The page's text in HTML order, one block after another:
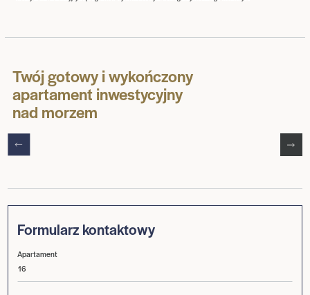
Twój gotowy i wykończony
apartament inwestycyjny
nad morzem
Formularz kontaktowy
Apartament